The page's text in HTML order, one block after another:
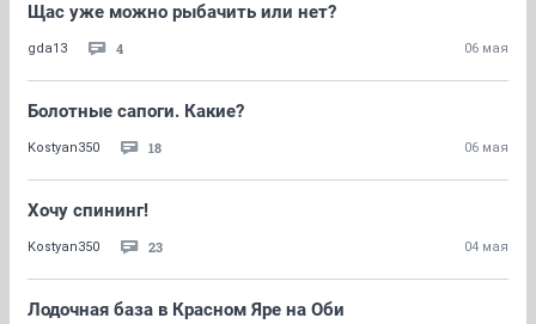
Щас уже можно рыбачить или нет?
gda13 4 06 мая
Болотные сапоги. Какие?
Kostyan350 18 06 мая
Хочу спининг!
Kostyan350 23 04 мая
Лодочная база в Красном Яре на Оби